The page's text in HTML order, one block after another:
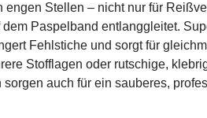
Stellen – nicht nur für
Paspelband entlanggleitet.
Fehlstiche und sorgt für
Stofflagen oder rutschige,
auch für ein sauberes,